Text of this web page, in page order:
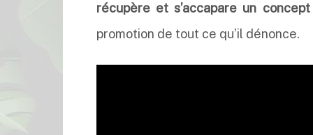
récupère et s’accapare un
promotion de tout ce qu’il dénonce.